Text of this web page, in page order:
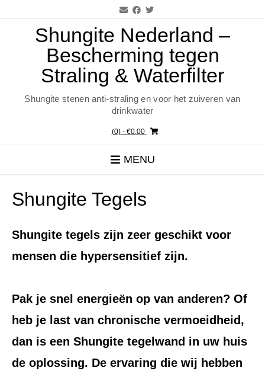
Shungite Nederland –
Bescherming tegen
Straling & Waterfilter
Shungite stenen anti-straling en voor het zuiveren van
drinkwater
(0)- €0.00
MENU
Shungite Tegels
Shungite tegels zijn zeer geschikt voor
mensen die hypersensitief zijn.
Pak je snel energieën op van anderen? Of
heb je last van chronische vermoeidheid,
dan is een Shungite tegelwand in uw huis
de oplossing. De ervaring die wij hebben